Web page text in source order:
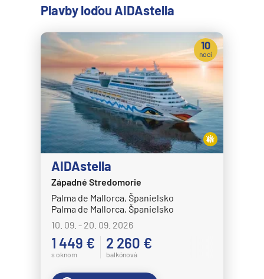
Plavby loďou AIDAstella
AIDAstella
Západné Stredomorie
Palma de Mallorca, Španielsko
Palma de Mallorca, Španielsko
10. 09. - 20. 09. 2026
1 449 €
s oknom
2 260 €
balkónová
10
nocí